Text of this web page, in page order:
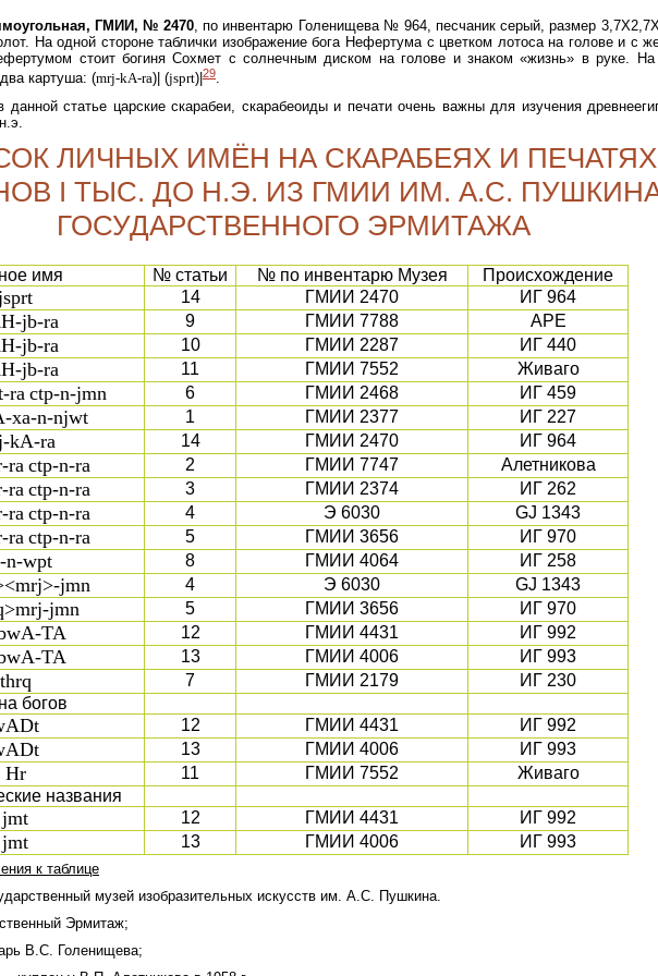
ГМИИ, № 2470, по инвентарю Голенищева № 964, песчаник серый, размер
На одной стороне таблички изображение бога Нефертума с цветком лотоса на голове и с
стоит богиня Сохмет с солнечным диском на голове и знаком «жизнь» в руке. На
картуша: (mrj-kA-ra)| (jsprt)| 29
данной статье царские скарабеи, скарабеоиды и печати очень важны для изучения
ЛИЧНЫХ ИМЁН НА СКАРАБЕЯХ И ПЕЧАТЯХ
I ТЫС. ДО Н.Э. ИЗ ГМИИ ИМ. А.С.
ГОСУДАРСТВЕННОГО ЭРМИТАЖА
имя № статьи № по инвентарю Музея Происхождение
14 ГМИИ 2470 ИГ 964
jb-ra 9 ГМИИ 7788 АРЕ
jb-ra 10 ГМИИ 2287 ИГ 440
jb-ra 11 ГМИИ 7552 Живаго
ra ctp-n-jmn 6 ГМИИ 2468 ИГ 459
xa-n-njwt 1 ГМИИ 2377 ИГ 227
kA-ra 14 ГМИИ 2470 ИГ 964
ra ctp-n-ra 2 ГМИИ 7747 Алетникова
ra ctp-n-ra 3 ГМИИ 2374 ИГ 262
ra ctp-n-ra 4 Э 6030 GJ 1343
ra ctp-n-ra 5 ГМИИ 3656 ИГ 970
n-wpt 8 ГМИИ 4064 ИГ 258
jmn 4 Э 6030 GJ 1343
jmn 5 ГМИИ 3656 ИГ 970
TA 12 ГМИИ 4431 ИГ 992
TA 13 ГМИИ 4006 ИГ 993
thrq 7 ГМИИ 2179
ИГ 230
богов
12 ГМИИ 4431 ИГ 992
13 ГМИИ 4006 ИГ 993
Hr 11 ГМИИ 7552
Живаго
названия
jmt 12 ГМИИ 4431 ИГ 992
jmt 13 ГМИИ 4006 ИГ 993
к таблице
музей изобразительных искусств им. A.С. Пушкина.
Эрмитаж;
B.С. Голенищева;